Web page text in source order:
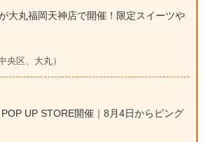
大丸福岡天神店で開催！限定スイーツや
央区、大丸）
UP STORE開催｜8月4日からピング